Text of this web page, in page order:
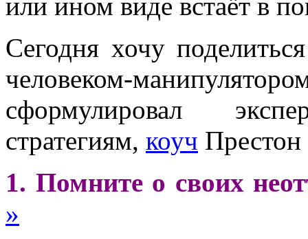
Сегодня хочу
человеком-
сформулировал
стратегиям, коуч
1. Помните о своих
»